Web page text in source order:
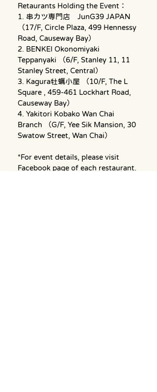
Retaurants Holding the Event：
1. 串カツ専門店　JunG39 JAPAN
（17/F, Circle Plaza, 499 Hennessy
Road, Causeway Bay）
2. BENKEI Okonomiyaki
Teppanyaki （6/F, Stanley 11, 11
Stanley Street, Central）
3. Kagura牡蠣小屋 （10/F, The L
Square , 459-461 Lockhart Road,
Causeway Bay）
4. Yakitori Kobako Wan Chai
Branch （G/F, Yee Sik Mansion, 30
Swatow Street, Wan Chai）
*For event details, please visit
Facebook page of each restaurant.